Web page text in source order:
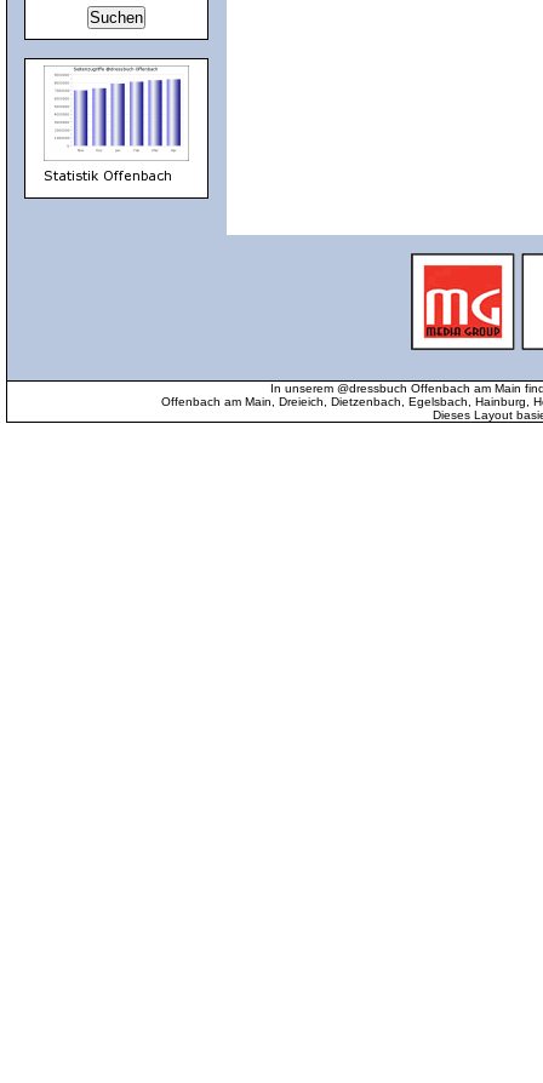
In unserem @dressbuch Offenbach am Main
Offenbach am Main, Dreieich, Dietzenbach, Egelsbach, Hainburg,
Dieses Layout